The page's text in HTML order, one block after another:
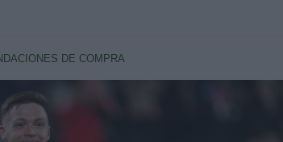
DE COMPRA